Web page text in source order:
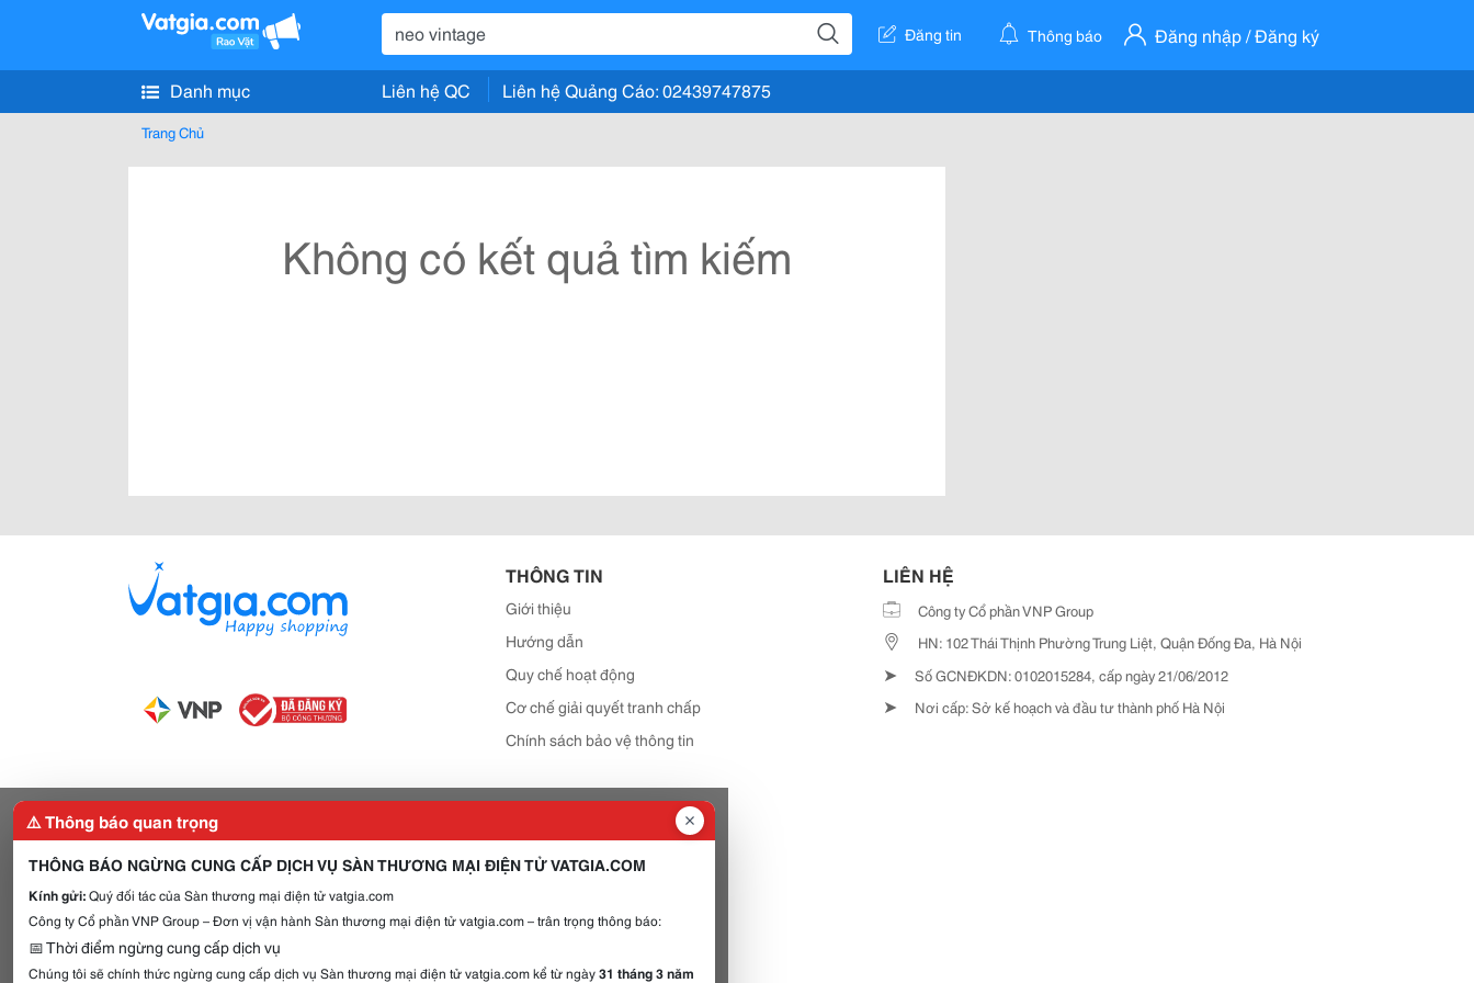
Đăng tin Thông báo Đăng nhập / Đăng ký
Danh mục Liên hệ QC Liên hệ Quảng Cáo: 02439747875
Trang Chủ
Không có kết quả tìm kiếm
THÔNG TIN
Giới thiệu
Hướng dẫn
Quy chế hoạt động
Cơ chế giải quyết tranh chấp
Chính sách bảo vệ thông tin
LIÊN HỆ
Công ty Cổ phần VNP Group
HN: 102 Thái Thịnh Phường Trung Liệt, Quận Đống Đa, Hà Nội
➤ Số GCNĐKDN: 0102015284, cấp ngày 21/06/2012
➤ Nơi cấp: Sở kế hoạch và đầu tư thành phố Hà Nội
⚠️ Thông báo quan trọng
THÔNG BÁO NGỪNG CUNG CẤP DỊCH VỤ SÀN THƯƠNG MẠI ĐIỆN TỬ VATGIA.COM
Kính gửi:Quý đối tác của Sàn thương mại điện tử vatgia.com
Công ty Cổ phần VNP Group – Đơn vị vận hành Sàn thương mại điện tử vatgia.com – trân trọng thông báo:
📅 Thời điểm ngừng cung cấp dịch vụ
Chúng tôi sẽ chính thức ngừng cung cấp dịch vụ Sàn thương mại điện tử vatgia.com kể từ ngày31 tháng 3 năm